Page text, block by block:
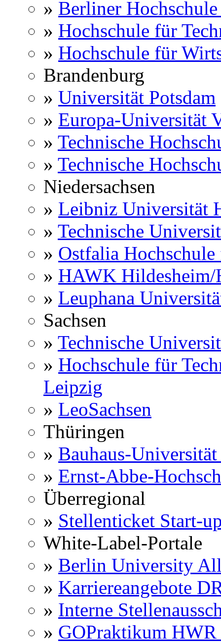
» Berliner
» Hochschule für
» Hochschule für
Brandenburg
» Universität Potsdam
» Europa-Universität
» Technische
» Technische
Niedersachsen
» Leibniz Universität
» Technische
» Ostfalia Hochschule
» HAWK
» Leuphana
Sachsen
» Technische
» Hochschule für
Leipzig
» LeoSachsen
Thüringen
» Bauhaus-
» Ernst-Abbe-
Überregional
» Stellenticket Start-
White-Label-Portale
» Berlin University
» Karriereangebote
» Interne
» GOPraktikum